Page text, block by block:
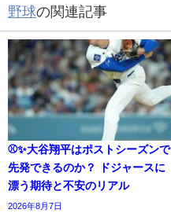
野球の関連記事
⚾✨大谷翔平はポストシーズンで
先発できるのか？ ドジャースに
漂う期待と不安のリアル
2026年8月7日